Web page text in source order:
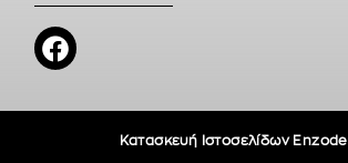
Κατασκευή Ιστοσελίδων